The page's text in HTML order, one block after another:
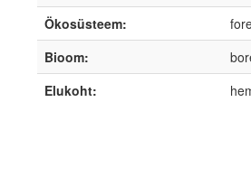
Ökosüsteem:
Bioom:
Elukoht: